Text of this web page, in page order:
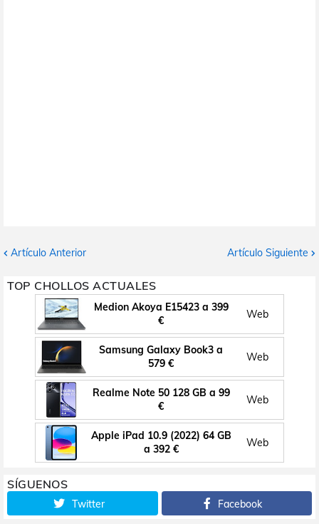
Artículo Anterior Artículo Siguiente
TOP CHOLLOS ACTUALES
Medion Akoya E15423 a 399
€
Web
Samsung Galaxy Book3 a
579 €
Web
Realme Note 50 128 GB a 99
€
Web
Apple iPad 10.9 (2022) 64 GB
a 392 €
Web
SÍGUENOS
Twitter Facebook